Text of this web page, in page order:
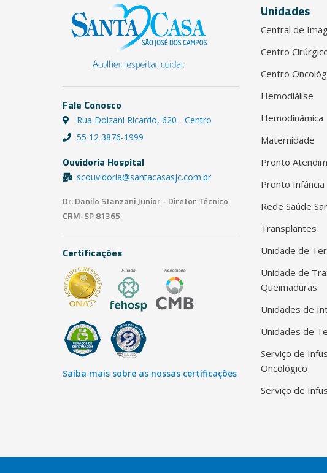
Fale Conosco
Rua Dolzani Ricardo, 620 - Centro
55 12 3876-1999
Ouvidoria Hospital
scouvidoria@santacasasjc.com.br
Dr. Danilo Stanzani Junior - Diretor Técnico
CRM-SP 81365
Certificações
Saiba mais sobre as nossas certificações
Unidades
Central de
Centro
Centro
Hemodiálise
Hemodinâmica
Maternidade
Pronto
Pronto Infância
Rede Saúde
Transplantes
Unidade de
Unidade de
Queimaduras
Unidades de
Unidades de
Serviço de
Oncológico
Serviço de